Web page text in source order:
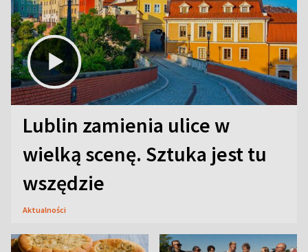
Lublin zamienia ulice w
wielką scenę. Sztuka jest tu
wszędzie
Aktualności